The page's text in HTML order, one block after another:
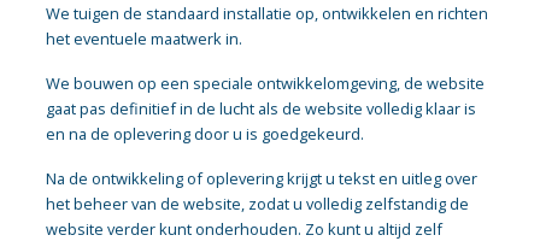
We tuigen de standaard installatie op, ontwikkelen en richten
het eventuele maatwerk in.
We bouwen op een speciale ontwikkelomgeving, de website
gaat pas definitief in de lucht als de website volledig klaar is
en na de oplevering door u is goedgekeurd.
Na de ontwikkeling of oplevering krijgt u tekst en uitleg over
het beheer van de website, zodat u volledig zelfstandig de
website verder kunt onderhouden. Zo kunt u altijd zelf